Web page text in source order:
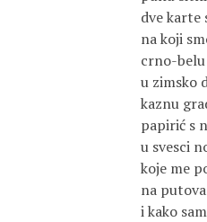
dve karte
na koji
crno-
u zimsko
kaznu
papirić s
u svesci
koje me
na
i kako